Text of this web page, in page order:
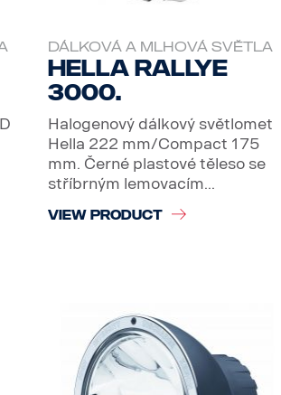
DÁLKOVÁ A MLHOVÁ SVĚTLA
Hella Rallye
3000.
Halogenový dálkový světlomet
Hella 222 mm/Compact 175
mm. Černé plastové těleso se
stříbrným lemovacím...
VIEW PRODUCT